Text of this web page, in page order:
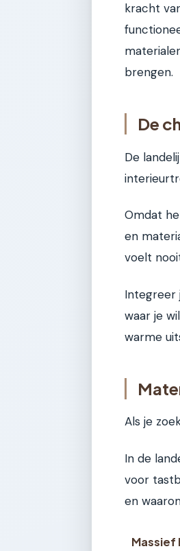
kracht
brengen.
De
De
Omdat
en
voelt
Integreer
waar je
warme
Als je
In de
voor
en